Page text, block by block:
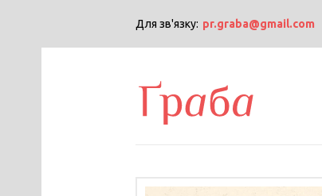
Для зв'язку: pr.graba@gmail.com